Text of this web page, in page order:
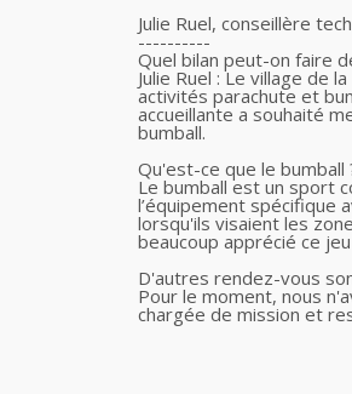
Julie Ruel, conseillère
----------
Quel bilan peut-on faire
Julie Ruel : Le village de
activités parachute et
accueillante a souhaité
bumball.
Qu'est-ce que le bumball
Le bumball est un sport
l’équipement spécifique
lorsqu'ils visaient les
beaucoup apprécié ce
D'autres rendez-vous
Pour le moment, nous
chargée de mission et